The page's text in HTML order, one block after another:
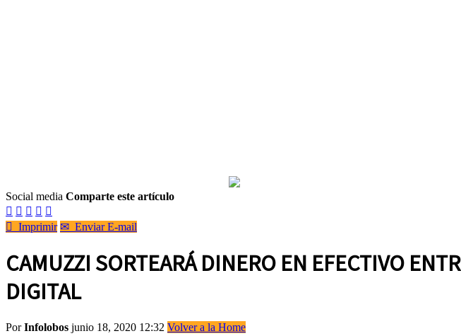
Social media Comparte este artículo
    
 Imprimir ✉ Enviar E-mail
CAMUZZI SORTEARÁ DINERO EN EFECTIVO
DIGITAL
PorInfolobos junio 18, 2020 12:32 Volver a la Home